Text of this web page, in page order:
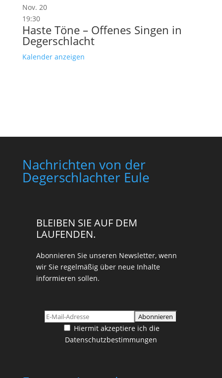
Nov. 20
19:30
Haste Töne – Offenes Singen in
Degerschlacht
Kalender anzeigen
Nachrichten von der
Degerschlachter Eule
BLEIBEN SIE AUF DEM
LAUFENDEN.
Abonnieren Sie unseren Newsletter, wenn
wir Sie regelmäßig über neue Inhalte
informieren sollen.
Hiermit akzeptiere ich die
Datenschutzbestimmungen